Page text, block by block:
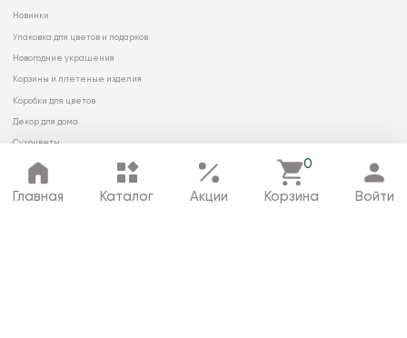
Главная Каталог Акции
0
Корзина Войти
Новинки
Упаковка для цветов и подарков
Новогодние украшения
Корзины и плетеные изделия
Коробки для цветов
Декор для дома
Сухоцветы
© 2026 ООО «МИРРЭЙ»